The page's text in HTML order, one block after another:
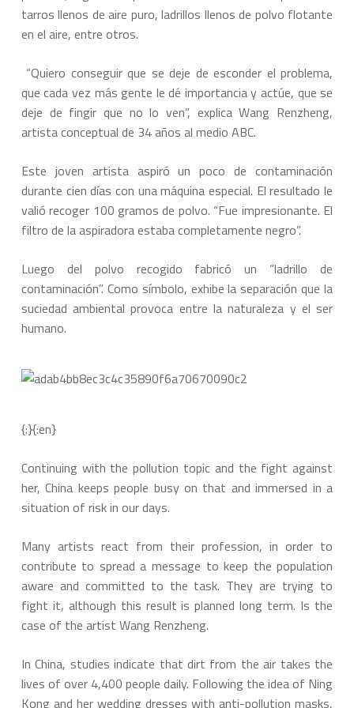
tarros llenos de aire puro, ladrillos llenos de polvo flotante
en el aire, entre otros.
“Quiero conseguir que se deje de esconder el problema,
que cada vez más gente le dé importancia y actúe, que se
deje de fingir que no lo ven”, explica Wang Renzheng,
artista conceptual de 34 años al medio ABC.
Este joven artista aspiró un poco de contaminación
durante cien días con una máquina especial. El resultado le
valió recoger 100 gramos de polvo. “Fue impresionante. El
filtro de la aspiradora estaba completamente negro”.
Luego del polvo recogido fabricó un “ladrillo de
contaminación”. Como símbolo, exhibe la separación que la
suciedad ambiental provoca entre la naturaleza y el ser
humano.
{:}{:en}
Continuing with the pollution topic and the fight against
her, China keeps people busy on that and immersed in a
situation of risk in our days.
Many artists react from their profession, in order to
contribute to spread a message to keep the population
aware and committed to the task. They are trying to
fight it, although this result is planned long term. Is the
case of the artist Wang Renzheng.
In China, studies indicate that dirt from the air takes the
lives of over 4,400 people daily. Following the idea of ​​Ning
Kong and her wedding dresses with anti-pollution masks,